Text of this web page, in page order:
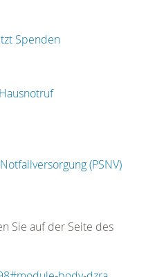
Spenden
Hausnotruf
(PSNV)
Sie auf der Seite des